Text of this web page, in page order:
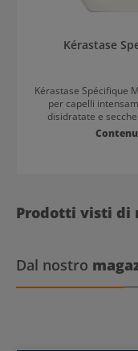
Kérastase
Kérastase Spécifique
per capelli
disidratate e secche. Benefici Kérastase Spécifique Masque
aminoacidi e
essenziale della
morbidezza. Modo d’uso Kérastase Spécifique Masque
Rehydratant Applicare la maschera sui capelli lavati e ben
Bain Divalent e
Prodotti visti di
Dal nostro